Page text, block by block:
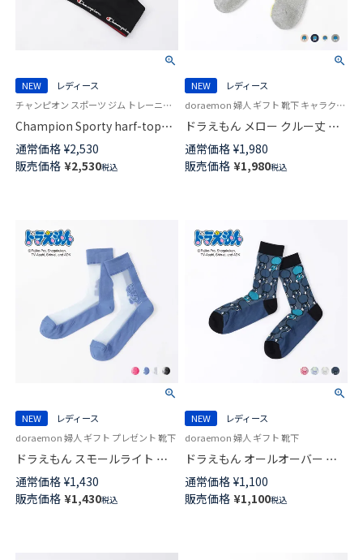
NEW
レディース
チャンピオン スポーツ ジム トレーニングウェア 女性 アンダーウェア ブランド
Champion Sporty harf-top
brassiere スポーツブラ ウィメ
ンズ 95451001
通常価格 ¥2,530
販売価格 ¥2,530税込
NEW
レディース
doraemon 婦人 ギフト 靴下 キャラクター
ドラえもん メロー クルー丈 カ
ジュアル ソックス レディース
日本製 03297126
通常価格 ¥1,980
販売価格 ¥1,980税込
NEW
レディース
doraemon 婦人 ギフト プレゼント 靴下
ドラえもん スモールライト シ
アー クルー丈 カジュアル ソッ
クス レディース 日本製
03297125
通常価格 ¥1,430
販売価格 ¥1,430税込
NEW
レディース
doraemon 婦人 ギフト 靴下
ドラえもん オールオーバー ク
ルー丈 カジュアル ソックス レ
ディース 03297124
通常価格 ¥1,100
販売価格 ¥1,100税込